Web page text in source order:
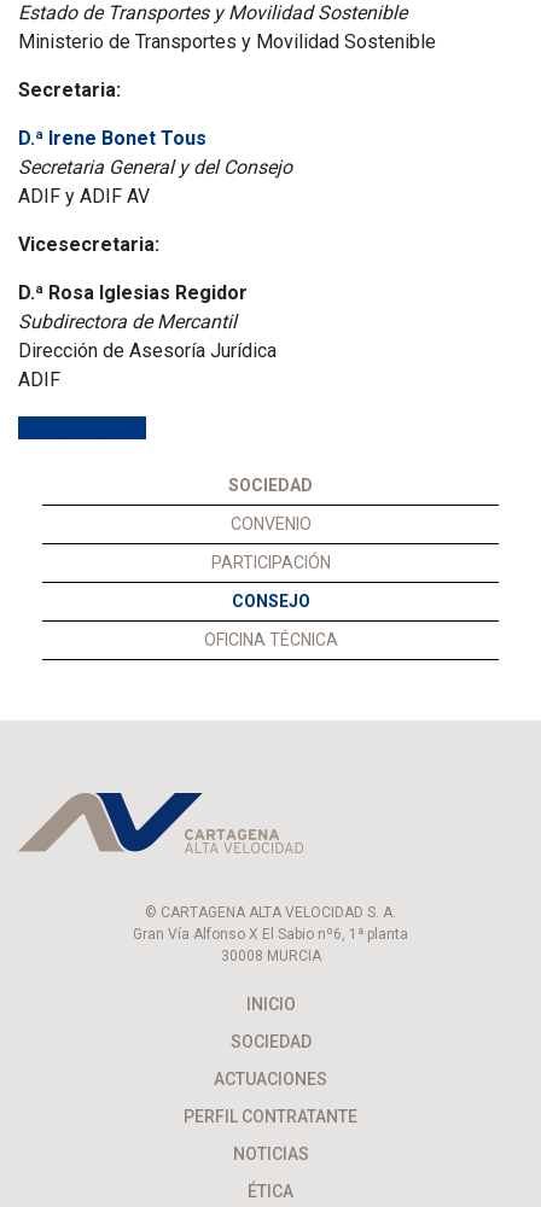
Estado de Transportes y Movilidad Sostenible
Ministerio de Transportes y Movilidad Sostenible
Secretaria:
D.ª Irene Bonet Tous
Secretaria General y del Consejo
ADIF y ADIF AV
Vicesecretaria:
D.ª Rosa Iglesias Regidor
Subdirectora de Mercantil
Dirección de Asesoría Jurídica
ADIF
SOCIEDAD
CONVENIO
PARTICIPACIÓN
CONSEJO
OFICINA TÉCNICA
© CARTAGENA ALTA VELOCIDAD S. A.
Gran Vía Alfonso X El Sabio nº6, 1ª planta
30008 MURCIA
INICIO
SOCIEDAD
ACTUACIONES
PERFIL CONTRATANTE
NOTICIAS
ÉTICA